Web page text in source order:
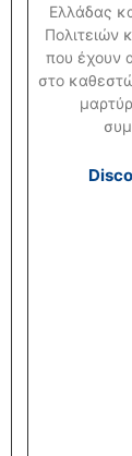
Ελλάδας
Πολιτειών
που έχουν
στο